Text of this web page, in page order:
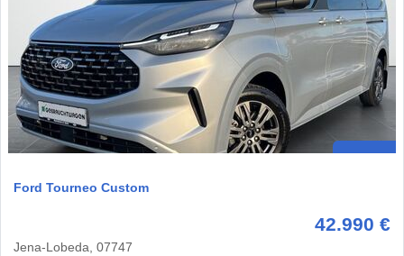
Ford Tourneo Custom
42.990 €
Jena-Lobeda, 07747